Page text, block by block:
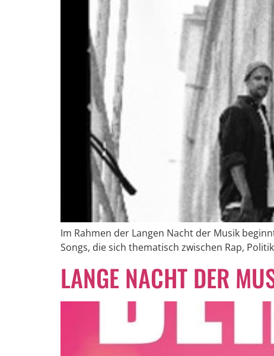
Im Rahmen der Langen Nacht der Musik
Songs, die sich thematisch zwischen Rap,
LANGE NACHT DER